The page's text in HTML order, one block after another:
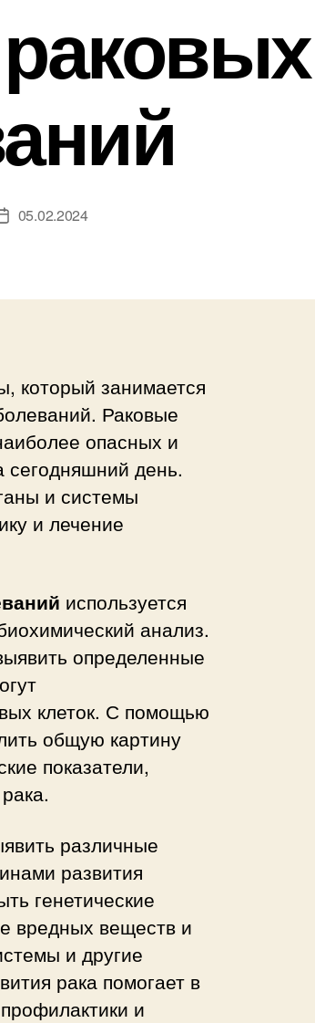
Дата05.02.2024
который занимается
Раковые
опасных и
сегодняшний день.
и системы
и лечение
используется
анализ.
определенные
клеток. С помощью
общую картину
показатели,
различные
развития
генетические
вредных веществ и
и другие
рака помогает в
и